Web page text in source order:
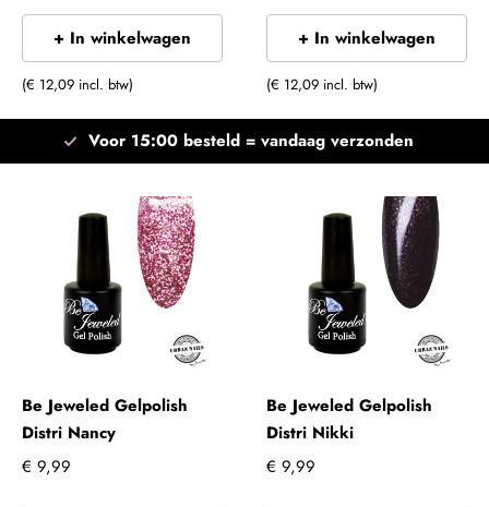
+ In winkelwagen
(€ 12,09 incl. btw)
+ In winkelwagen
(€ 12,09 incl. btw)
Voor 15:00 besteld = vandaag verzonden
Be Jeweled Gelpolish
Distri Nancy
€ 9,99
Be Jeweled Gelpolish
Distri Nikki
€ 9,99